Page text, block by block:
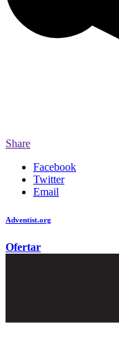
Share
Facebook
Twitter
Email
Adventist.org
Ofertar